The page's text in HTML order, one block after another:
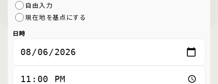
自由入力
現在地を基点にする
日時